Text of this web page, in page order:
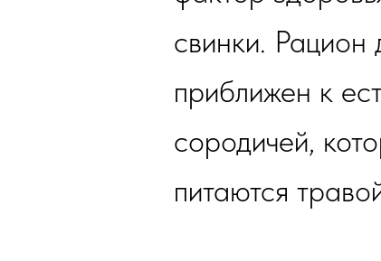
свинки.
приближен к
сородичей,
питаются